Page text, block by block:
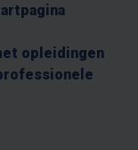
opleidingen